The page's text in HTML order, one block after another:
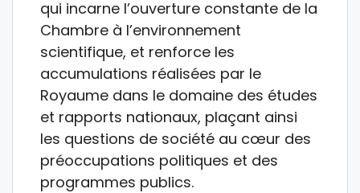
qui incarne l’ouverture constante de la
Chambre à l’environnement
scientifique, et renforce les
accumulations réalisées par le
Royaume dans le domaine des études
et rapports nationaux, plaçant ainsi
les questions de société au cœur des
préoccupations politiques et des
programmes publics.